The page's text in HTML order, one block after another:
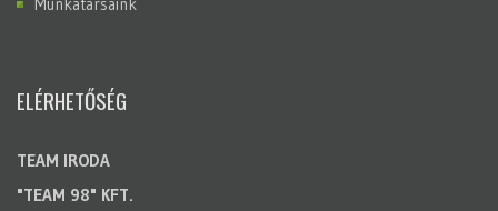
ELÉRHETŐSÉG
TEAM IRODA
"TEAM 98" KFT.